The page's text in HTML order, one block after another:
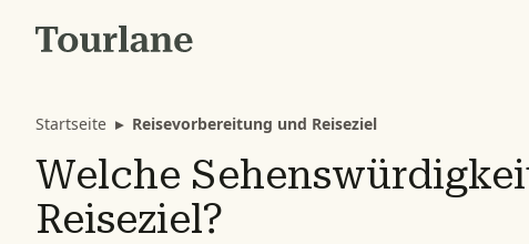
Startseite ▸ Reisevorbereitung und Reiseziel
Welche
Reiseziel?